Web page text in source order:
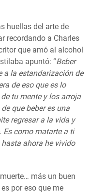
huellas del arte de
recordando a Charles
que amó al alcohol
apuntó: “Beber
a la estandarización de
de eso que es lo
tu mente y los arroja
que beber es una
regresar a la vida y
Es como matarte a ti
hasta ahora he vivido
más un buen
por eso que me